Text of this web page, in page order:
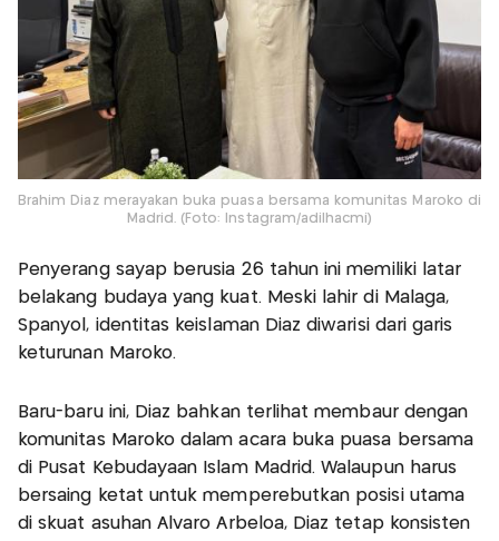
Brahim Diaz merayakan buka puasa bersama komunitas Maroko di
Madrid. (Foto: Instagram/adilhacmi)
Penyerang sayap berusia 26 tahun ini memiliki latar
belakang budaya yang kuat. Meski lahir di Malaga,
Spanyol, identitas keislaman Diaz diwarisi dari garis
keturunan Maroko.
Baru-baru ini, Diaz bahkan terlihat membaur dengan
komunitas Maroko dalam acara buka puasa bersama
di Pusat Kebudayaan Islam Madrid. Walaupun harus
bersaing ketat untuk memperebutkan posisi utama
di skuat asuhan Alvaro Arbeloa, Diaz tetap konsisten